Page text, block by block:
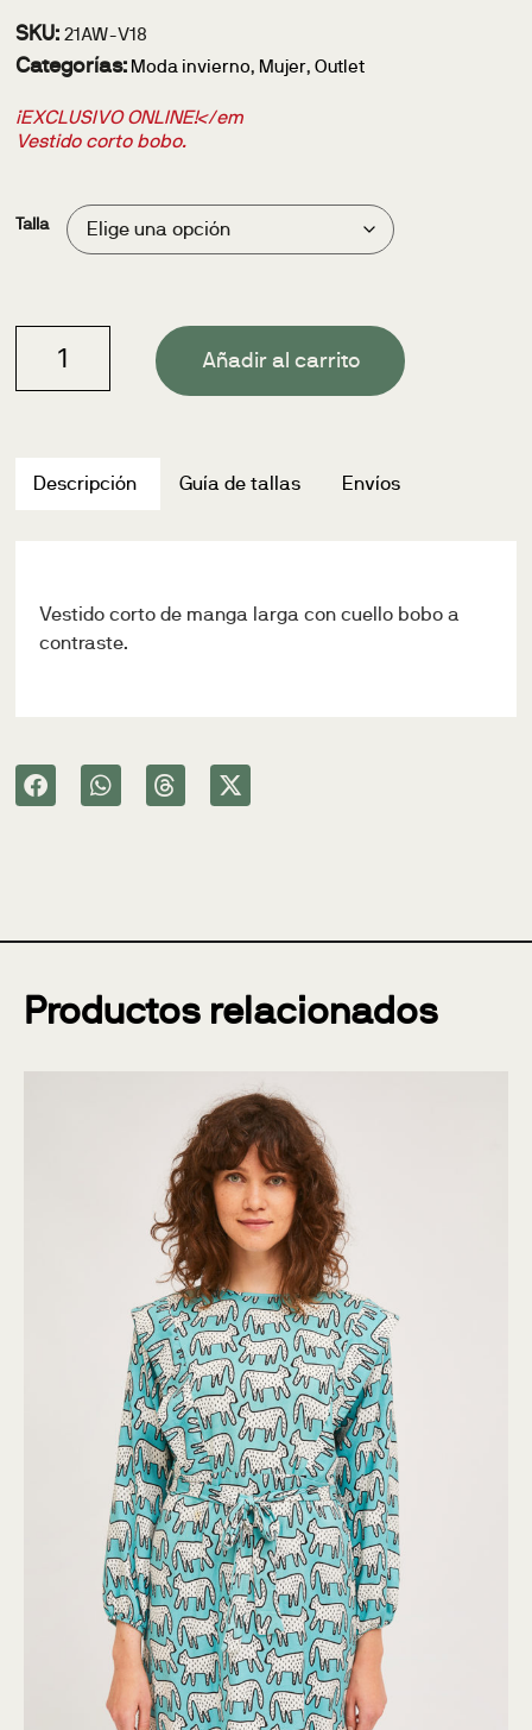
SKU: 21AW-V18
Categorías: Moda invierno, Mujer, Outlet
¡EXCLUSIVO ONLINE!</em
Vestido corto bobo.
Talla
Añadir al carrito
Descripción Guía de tallas Envíos
Vestido corto de manga larga con cuello bobo a
contraste.
Productos relacionados